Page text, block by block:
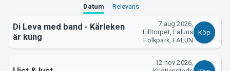
Support
Datum Relevans
Di Leva med band - Kärleken
är kung
7 aug 2026,
Lilltorpet, Faluns
Folkpark, FALUN
Köp
12 nov 2026,